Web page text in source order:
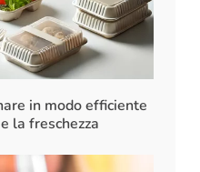
in modo efficiente
la freschezza